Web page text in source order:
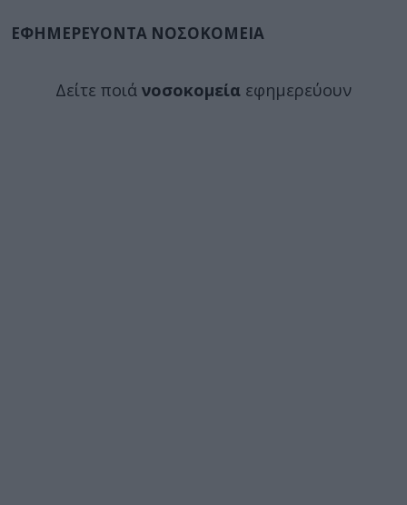
ΕΦΗΜΕΡΕΥΟΝΤΑ ΝΟΣΟΚΟΜΕΙΑ
Δείτε ποιά νοσοκομεία εφημερεύουν